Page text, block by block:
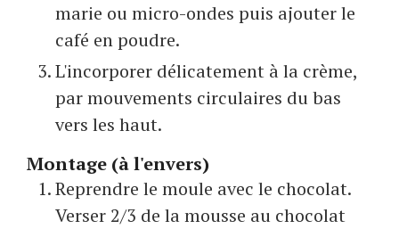
marie ou micro-ondes puis ajouter le
café en poudre.
L'incorporer délicatement à la crème,
par mouvements circulaires du bas
vers les haut.
Montage (à l'envers)
Reprendre le moule avec le chocolat.
Verser 2/3 de la mousse au chocolat